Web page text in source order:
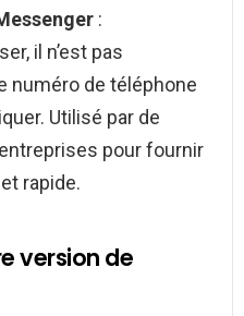
:
il n’est pas
numéro de téléphone
Utilisé par de
pour fournir
rapide.
version de